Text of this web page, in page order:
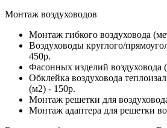
Монтаж воздуховодов
Монтаж гибкого воздуховода
Воздуховоды круглого/
450р.
Фасонных изделий воздуховода
Обклейка воздуховода
(м2) - 150р.
Монтаж решетки для
Монтаж адаптера для решетки